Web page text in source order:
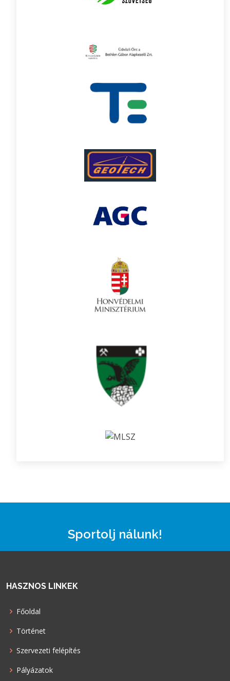
Sportolj nálunk!
HASZNOS LINKEK
Főoldal
Történet
Szervezeti felépítés
Pályázatok